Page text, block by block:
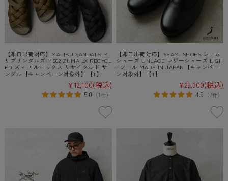
【即日出荷対応】MALIBU SANDALS マ
リブサンダルズ MS02 ZUMA LX RECYCL
ED ズマ エルエックス リサイクルド サ
ンダル【キャンペーン対象外】【T】
¥12,100(税込)
5.0 （1件）
【即日出荷対応】SEAM. SHOES シーム
シューズ UNLACE レザーシューズ LIGH
Tソール MADE IN JAPAN【キャンペー
ン対象外】【T】
¥25,300(税込)
4.9 （7件）